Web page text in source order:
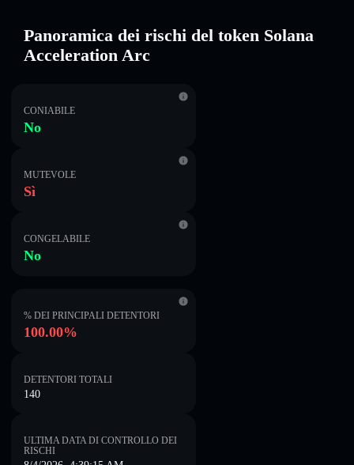
Panoramica dei rischi del token Solana
Acceleration Arc
CONIABILE
No
MUTEVOLE
Sì
CONGELABILE
No
% DEI PRINCIPALI DETENTORI
100.00%
DETENTORI TOTALI
140
ULTIMA DATA DI CONTROLLO DEI
RISCHI